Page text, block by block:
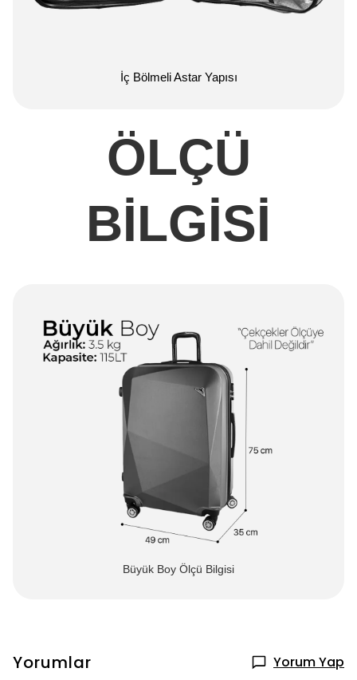
İç Bölmeli Astar Yapısı
ÖLÇÜ
BİLGİSİ
Büyük Boy Ölçü Bilgisi
Yorumlar Yorum Yap